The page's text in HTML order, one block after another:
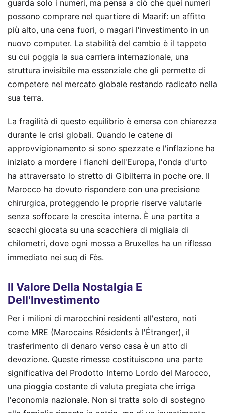
guarda solo i numeri, ma pensa a ciò che quei numeri
possono comprare nel quartiere di Maarif: un affitto
più alto, una cena fuori, o magari l'investimento in un
nuovo computer. La stabilità del cambio è il tappeto
su cui poggia la sua carriera internazionale, una
struttura invisibile ma essenziale che gli permette di
competere nel mercato globale restando radicato nella
sua terra.
La fragilità di questo equilibrio è emersa con chiarezza
durante le crisi globali. Quando le catene di
approvvigionamento si sono spezzate e l'inflazione ha
iniziato a mordere i fianchi dell'Europa, l'onda d'urto
ha attraversato lo stretto di Gibilterra in poche ore. Il
Marocco ha dovuto rispondere con una precisione
chirurgica, proteggendo le proprie riserve valutarie
senza soffocare la crescita interna. È una partita a
scacchi giocata su una scacchiera di migliaia di
chilometri, dove ogni mossa a Bruxelles ha un riflesso
immediato nei suq di Fès.
Il Valore Della Nostalgia E
Dell'Investimento
Per i milioni di marocchini residenti all'estero, noti
come MRE (Marocains Résidents à l'Étranger), il
trasferimento di denaro verso casa è un atto di
devozione. Queste rimesse costituiscono una parte
significativa del Prodotto Interno Lordo del Marocco,
una pioggia costante di valuta pregiata che irriga
l'economia nazionale. Non si tratta solo di sostegno